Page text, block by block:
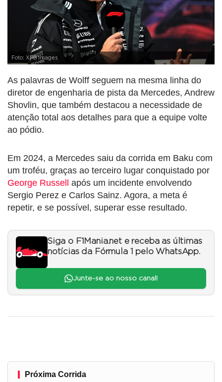
Foto: XPB Images
As palavras de Wolff seguem na mesma linha do
diretor de engenharia de pista da Mercedes, Andrew
Shovlin, que também destacou a necessidade de
atenção total aos detalhes para que a equipe volte
ao pódio.
Em 2024, a Mercedes saiu da corrida em Baku com
um troféu, graças ao terceiro lugar conquistado por
George Russell após um incidente envolvendo
Sergio Perez e Carlos Sainz. Agora, a meta é
repetir, e se possível, superar esse resultado.
Siga o F1Mania.net e receba as últimas
notícias da Fórmula 1 pelo WhatsApp.
Junte-se ao nosso canal!
Próxima Corrida